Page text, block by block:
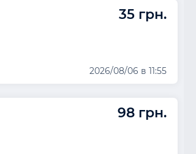
35 грн.
2026/08/06 в 11:55
98 грн.